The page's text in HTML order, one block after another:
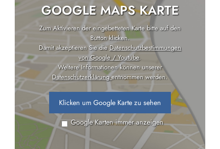
GOOGLE MAPS KARTE
Zum Aktivieren der eingebetteten Karte bitte auf den
Button klicken.
Damit akzeptieren Sie dieDatenschutzbestimmungen
von Google / Youtube.
Weitere Informationen können unserer
Datenschutzerklärungentnommen werden.
Klicken um Google Karte zu sehen
Google Karten immer anzeigen